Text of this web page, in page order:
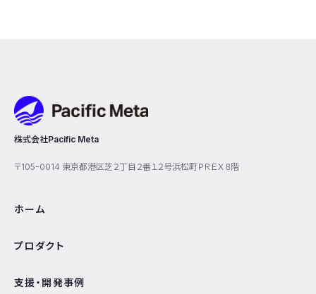
株式会社Pacific Meta
〒105-0014 東京都港区芝２丁目２番１２号浜松町ＰＲＥＸ８階
ホーム
プロダクト
支援・開発事例